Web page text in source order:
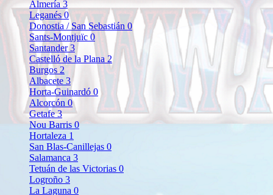
Almería 3
Leganés0
Donostia / San Sebastián 0
Sants-Montjuïc 0
Santander3
Castelló de la Plana2
Burgos 2
Albacete 3
Horta-Guinardó 0
Alcorcón 0
Getafe3
Nou Barris0
Hortaleza 1
San Blas-Canillejas 0
Salamanca 3
Tetuán de las Victorias 0
Logroño 3
La Laguna 0